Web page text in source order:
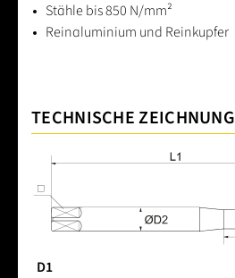
Stähle bis 850 N/mm²
Reinaluminium und Reinkupfer
TECHNISCHE ZEICHNUNG
D1